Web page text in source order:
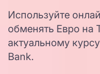
Используйте
обменять Евро на
актуальному
Bank.